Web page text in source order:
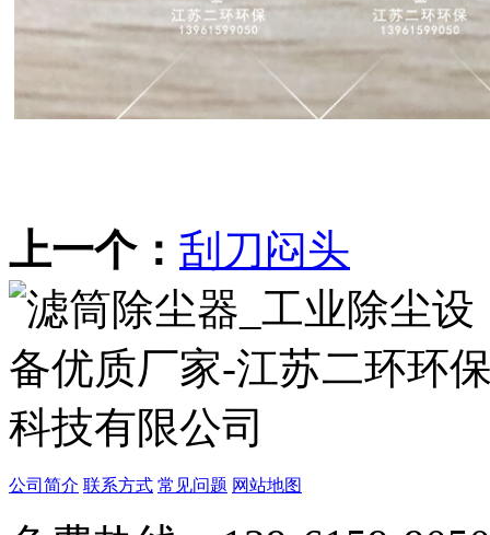
上一个： 刮刀闷头
公司简介 联系方式 常见问题 网站地图